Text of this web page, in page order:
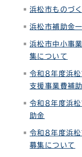
浜松市ものづ
浜松市補助金
浜松市中小事
集について
令和8年度浜
支援事業費補
令和8年度浜
助金
令和8年度浜
募集について